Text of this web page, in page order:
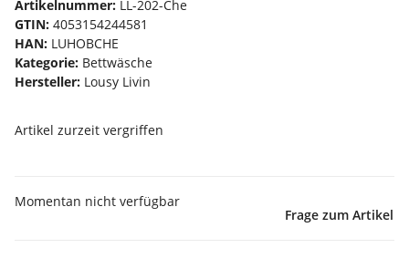
Artikelnummer: LL-202-Che
GTIN: 4053154244581
HAN: LUHOBCHE
Kategorie: Bettwäsche
Hersteller: Lousy Livin
Artikel zurzeit vergriffen
Momentan nicht verfügbar
Frage zum Artikel